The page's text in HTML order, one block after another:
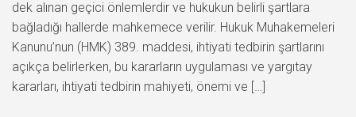
dek alınan geçici önlemlerdir ve hukukun belirli şartlara
bağladığı hallerde mahkemece verilir. Hukuk Muhakemeleri
Kanunu’nun (HMK) 389. maddesi, ihtiyati tedbirin şartlarını
açıkça belirlerken, bu kararların uygulaması ve yargıtay
kararları, ihtiyati tedbirin mahiyeti, önemi ve […]